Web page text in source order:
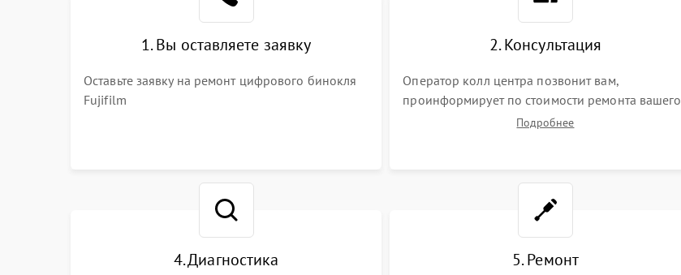
1. Вы оставляете заявку
Оставьте заявку на ремонт цифрового бинокля
Fujifilm
2. Консультация
Оператор колл центра позвонит вам,
проинформирует по стоимости ремонта вашего
цифрового бинокля а также ответит на все ваши
Подробнее
4. Диагностика 5. Ремонт